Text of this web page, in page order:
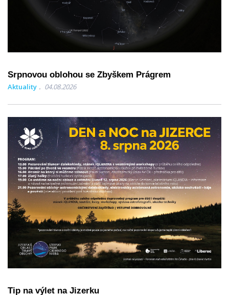
Srpnovou oblohou se Zbyškem Prágrem
Aktuality 04.08.2026
Tip na výlet na Jizerku